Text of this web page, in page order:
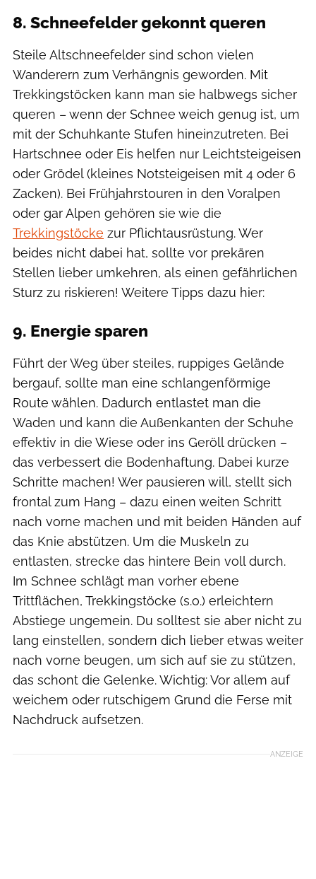
8. Schneefelder gekonnt queren
Steile Altschneefelder sind schon vielen
Wanderern zum Verhängnis geworden. Mit
Trekkingstöcken kann man sie halbwegs sicher
queren – wenn der Schnee weich genug ist, um
mit der Schuhkante Stufen hineinzutreten. Bei
Hartschnee oder Eis helfen nur Leichtsteigeisen
oder Grödel (kleines Notsteigeisen mit 4 oder 6
Zacken). Bei Frühjahrstouren in den Voralpen
oder gar Alpen gehören sie wie die
Trekkingstöcke zur Pflichtausrüstung. Wer
beides nicht dabei hat, sollte vor prekären
Stellen lieber umkehren, als einen gefährlichen
Sturz zu riskieren! Weitere Tipps dazu hier:
9. Energie sparen
Führt der Weg über steiles, ruppiges Gelände
bergauf, sollte man eine schlangenförmige
Route wählen. Dadurch entlastet man die
Waden und kann die Außenkanten der Schuhe
effektiv in die Wiese oder ins Geröll drücken –
das verbessert die Bodenhaftung. Dabei kurze
Schritte machen! Wer pausieren will, stellt sich
frontal zum Hang – dazu einen weiten Schritt
nach vorne machen und mit beiden Händen auf
das Knie abstützen. Um die Muskeln zu
entlasten, strecke das hintere Bein voll durch.
Im Schnee schlägt man vorher ebene
Trittflächen, Trekkingstöcke (s.o.) erleichtern
Abstiege ungemein. Du solltest sie aber nicht zu
lang einstellen, sondern dich lieber etwas weiter
nach vorne beugen, um sich auf sie zu stützen,
das schont die Gelenke. Wichtig: Vor allem auf
weichem oder rutschigem Grund die Ferse mit
Nachdruck aufsetzen.
ANZEIGE